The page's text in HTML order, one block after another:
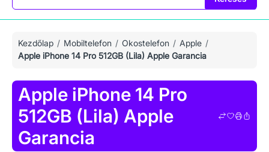
Kezdőlap Mobiltelefon Okostelefon
Apple
Apple iPhone 14 Pro 512GB (Lila) Apple Garancia
Apple iPhone 14 Pro
512GB (Lila) Apple
Garancia